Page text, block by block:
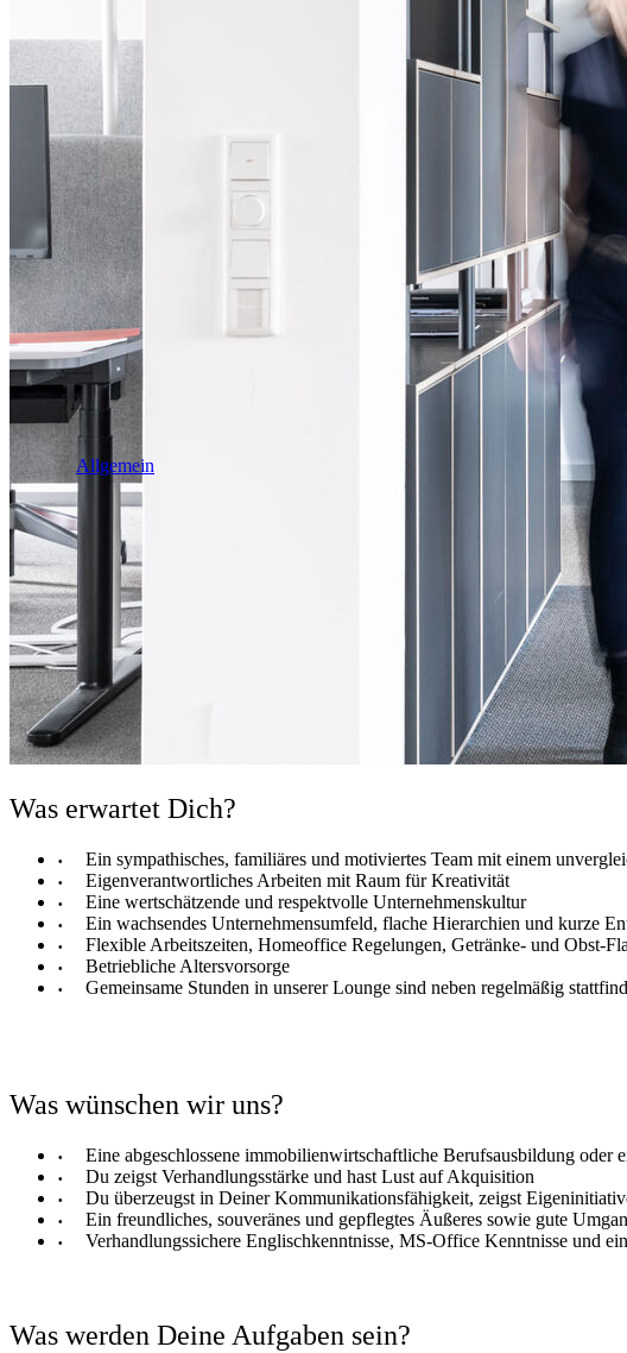
Industrie & Logistik
Allgemein
Was erwartet Dich?
Ein sympathisches, familiäres und motiviertes Team mit einem
Eigenverantwortliches Arbeiten mit Raum für Kreativität
Eine wertschätzende und respektvolle Unternehmenskultur
Ein wachsendes Unternehmensumfeld, flache Hierarchien und kurze
Flexible Arbeitszeiten, Homeoffice Regelungen, Getränke- und Obst-
Betriebliche Altersvorsorge
Gemeinsame Stunden in unserer Lounge sind neben regelmäßig
Was wünschen wir uns?
Eine abgeschlossene immobilienwirtschaftliche Berufsausbildung
Du zeigst Verhandlungsstärke und hast Lust auf Akquisition
Du überzeugst in Deiner Kommunikationsfähigkeit, zeigst
Ein freundliches, souveränes und gepflegtes Äußeres sowie gute
Verhandlungssichere Englischkenntnisse, MS-Office Kenntnisse und
Was werden Deine Aufgaben sein?